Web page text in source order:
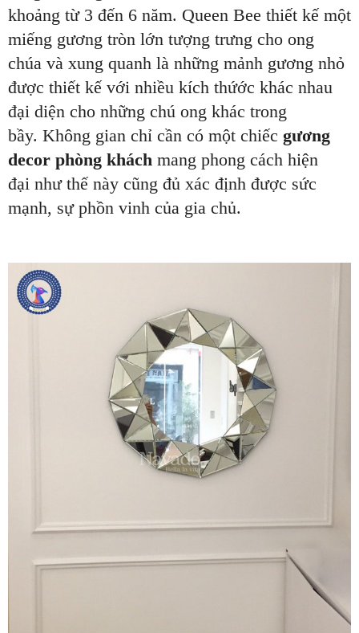
khoảng từ 3 đến 6 năm. Queen Bee thiết kế một
miếng gương tròn lớn tượng trưng cho ong
chúa và xung quanh là những mảnh gương nhỏ
được thiết kế với nhiều kích thứớc khác nhau
đại diện cho những chú ong khác trong
bầy. Không gian chỉ cần có một chiếc gương
decor phòng khách mang phong cách hiện
đại như thế này cũng đủ xác định được sức
mạnh, sự phồn vinh của gia chủ.